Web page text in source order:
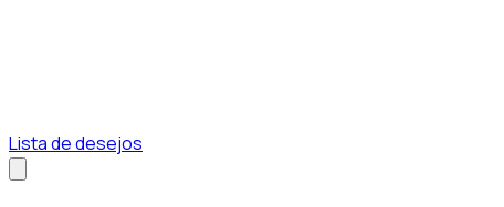
Lista de desejos